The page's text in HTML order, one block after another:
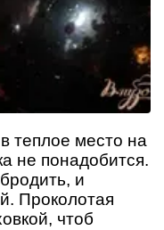
теплое место на
не понадобится.
и
Проколотая
чтоб